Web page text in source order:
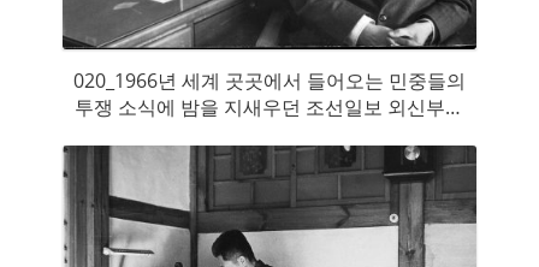
020_1966년 세계 곳곳에서 들어오는 민중들의
투쟁 소식에 밤을 지새우던 조선일보 외신부장